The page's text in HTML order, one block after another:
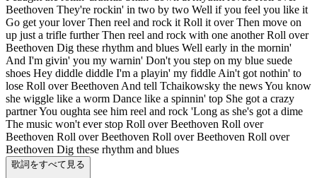
Beethoven They're rockin' in two by two Well if you feel you like it
Go get your lover Then reel and rock it Roll it over Then move on
up just a trifle further Then reel and rock with one another Roll over
Beethoven Dig these rhythm and blues Well early in the mornin'
And I'm givin' you my warnin' Don't you step on my blue suede
shoes Hey diddle diddle I'm a playin' my fiddle Ain't got nothin' to
lose Roll over Beethoven And tell Tchaikowsky the news You know
she wiggle like a worm Dance like a spinnin' top She got a crazy
partner You oughta see him reel and rock 'Long as she's got a dime
The music won't ever stop Roll over Beethoven Roll over
Beethoven Roll over Beethoven Roll over Beethoven Roll over
Beethoven Dig these rhythm and blues
歌詞をすべて見る